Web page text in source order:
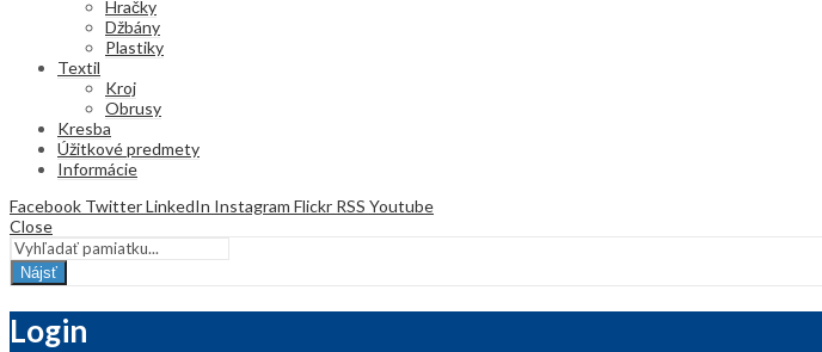
Hračky
Džbány
Plastiky
Textil
Kroj
Obrusy
Kresba
Úžitkové predmety
Informácie
Facebook TwitterLinkedIn Instagram Flickr RSS Youtube
Close
Nájsť
Login